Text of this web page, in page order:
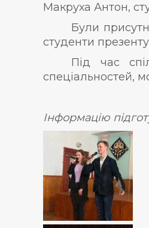
Макруха Антон,
Були
студенти
Під час
спеціальностей,
Інформацію